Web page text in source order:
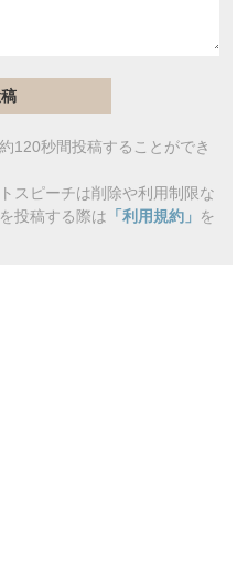
120秒間投稿することができ
スピーチは削除や利用制限な
投稿する際は 「利用規約」 を